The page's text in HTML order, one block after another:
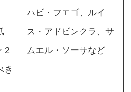
2
き
ハビ・フエゴ、ルイ
ス・アドビンクラ、サ
ムエル・ソーサなど